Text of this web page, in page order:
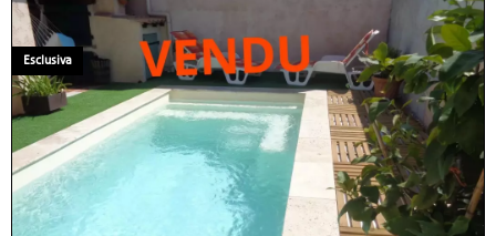
Esclusiva